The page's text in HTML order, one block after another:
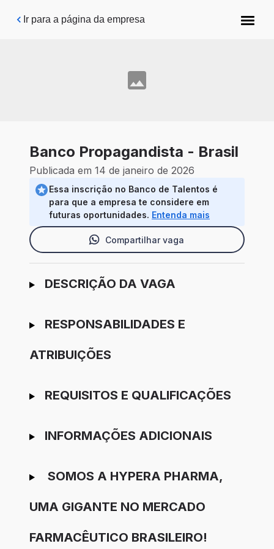
Pular para o conteúdo principal
Ir para a página da empresa
Banco Propagandista - Brasil
Publicada em 14 de janeiro de 2026
Essa inscrição no Banco de Talentos é
para que a empresa te considere em
futuras oportunidades. Entenda mais
Compartilhar vaga
Ir para candidatura
DESCRIÇÃO DA VAGA
RESPONSABILIDADES E
ATRIBUIÇÕES
REQUISITOS E QUALIFICAÇÕES
INFORMAÇÕES ADICIONAIS
SOMOS A HYPERA PHARMA,
UMA GIGANTE NO MERCADO
FARMACÊUTICO BRASILEIRO!